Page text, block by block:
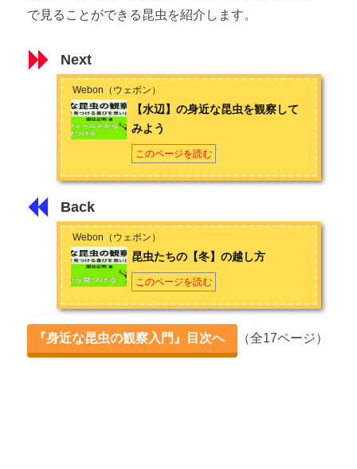
で見ることができる昆虫を紹介します。
Next
Webon（ウェボン）
【水辺】の身近な昆虫を観察して
みよう
このページを読む
Back
Webon（ウェボン）
昆虫たちの【冬】の越し方
このページを読む
『身近な昆虫の観察入門』目次へ （全17ページ）